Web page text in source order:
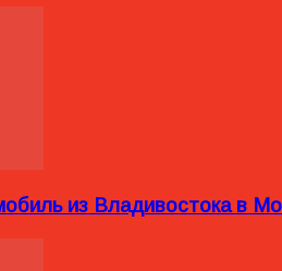
из Владивостока в